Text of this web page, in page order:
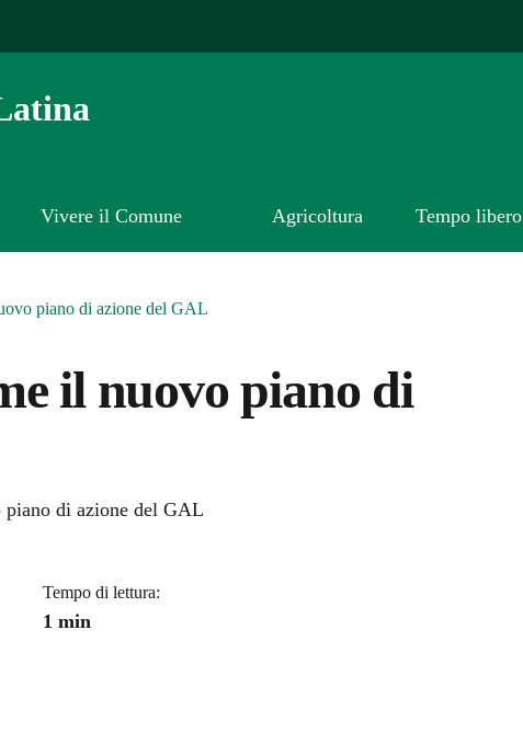
Vivere il Comune Agricoltura Tempo libero
piano di azione del GAL
il nuovo piano di
di azione del GAL
Tempo di lettura:
1 min